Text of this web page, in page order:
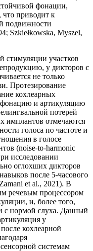
фонации,
что приводит к
подвижности
Szkiełkowska, Myszel,
стимуляции участков
у дикторов с
не только
Протезирование
кохлеарных
и артикуляцию
потерей
имплантов отмечаются
голоса по частоте и
в голосе
(noise-to-harmonic
исследовании
оглохших дикторов
после 5-часового
et al., 2021). В
речевым процессором
и, более того,
с нормой слуха. Данный
у
кохлеарной
системам